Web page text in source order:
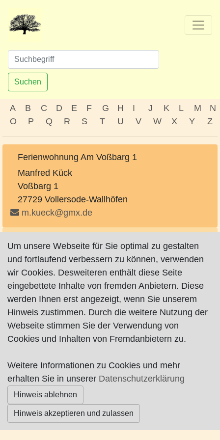
Suchen
A B C D E F G H I J K L M
N
O
P Q R S T U V W X Y Z
Ferienwohnung Am Voßbarg 1
Manfred Kück
Voßbarg 1
27729 Vollersode-Wallhöfen
m.kueck@gmx.de
Impressum| Datenschutz|AGB
© Worpswede24 2015-2026
Um unsere Webseite für Sie optimal zu gestalten
und fortlaufend verbessern zu können, verwenden
wir Cookies. Desweiteren enthält diese Seite
eingebettete Inhalte von fremden Anbietern. Diese
werden Ihnen erst angezeigt, wenn Sie unserem
Hinweis zustimmen. Durch die weitere Nutzung der
Webseite stimmen Sie der Verwendung von
Cookies und Inhalten von Fremdanbietern zu.
Weitere Informationen zu Cookies und mehr
erhalten Sie in unserer Datenschutzerklärung
Hinweis ablehnen
Hinweis akzeptieren und zulassen